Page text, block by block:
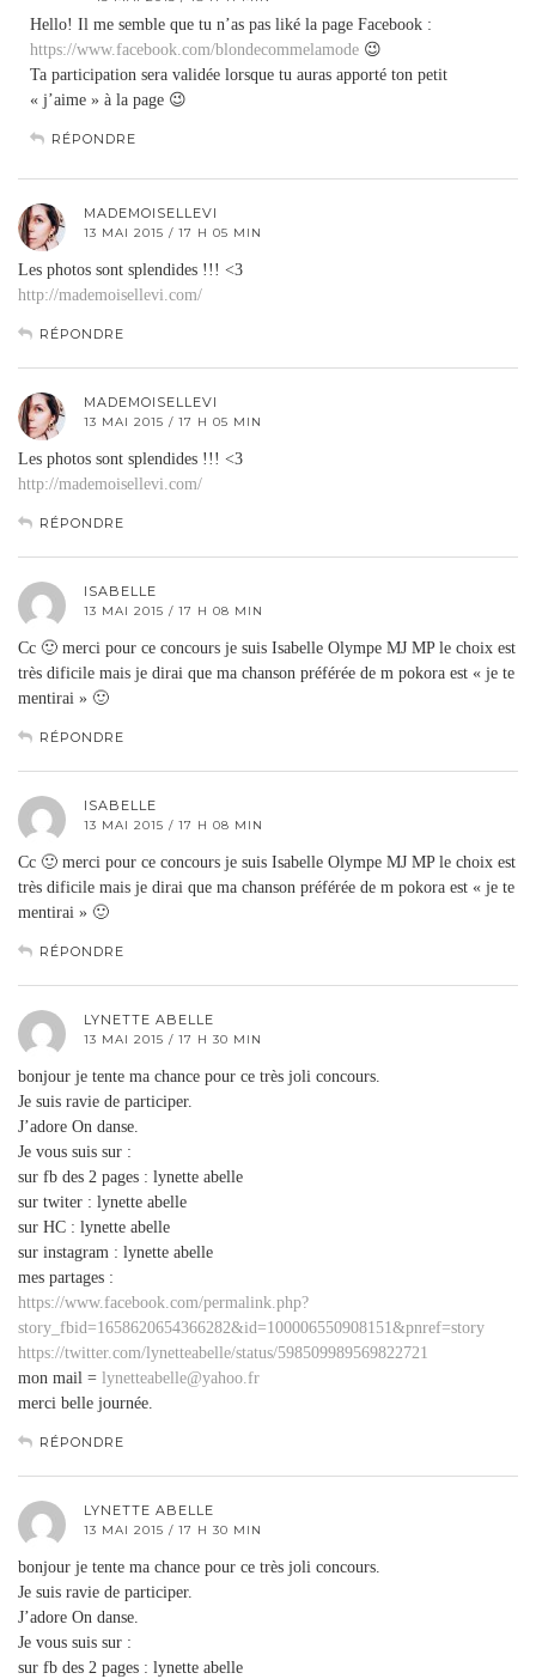
Hello! Il me semble que tu n’as pas liké la page Facebook :
https://www.facebook.com/blondecommelamode 😉
Ta participation sera validée lorsque tu auras apporté ton petit
« j’aime » à la page 😉
RÉPONDRE
MADEMOISELLEVI
13 MAI 2015 / 17 H 05 MIN
Les photos sont splendides !!! <3
http://mademoisellevi.com/
RÉPONDRE
MADEMOISELLEVI
13 MAI 2015 / 17 H 05 MIN
Les photos sont splendides !!! <3
http://mademoisellevi.com/
RÉPONDRE
ISABELLE
13 MAI 2015 / 17 H 08 MIN
Cc 🙂 merci pour ce concours je suis Isabelle Olympe MJ MP le choix est
très dificile mais je dirai que ma chanson préférée de m pokora est « je te
mentirai » 🙂
RÉPONDRE
ISABELLE
13 MAI 2015 / 17 H 08 MIN
Cc 🙂 merci pour ce concours je suis Isabelle Olympe MJ MP le choix est
très dificile mais je dirai que ma chanson préférée de m pokora est « je te
mentirai » 🙂
RÉPONDRE
LYNETTE ABELLE
13 MAI 2015 / 17 H 30 MIN
bonjour je tente ma chance pour ce très joli concours.
Je suis ravie de participer.
J’adore On danse.
Je vous suis sur :
sur fb des 2 pages : lynette abelle
sur twiter : lynette abelle
sur HC : lynette abelle
sur instagram : lynette abelle
mes partages :
https://www.facebook.com/permalink.php?
story_fbid=1658620654366282&id=100006550908151&pnref=story
https://twitter.com/lynetteabelle/status/598509989569822721
mon mail = lynetteabelle@yahoo.fr
merci belle journée.
RÉPONDRE
LYNETTE ABELLE
13 MAI 2015 / 17 H 30 MIN
bonjour je tente ma chance pour ce très joli concours.
Je suis ravie de participer.
J’adore On danse.
Je vous suis sur :
sur fb des 2 pages : lynette abelle